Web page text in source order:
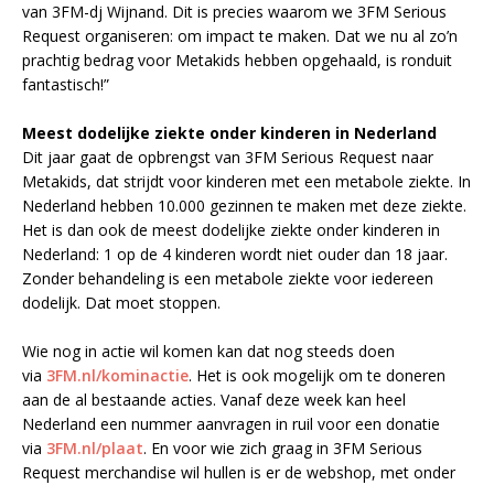
van 3FM-dj Wijnand. Dit is precies waarom we 3FM Serious
Request organiseren: om impact te maken. Dat we nu al zo’n
prachtig bedrag voor Metakids hebben opgehaald, is ronduit
fantastisch!”
Meest dodelijke ziekte onder kinderen in Nederland
Dit jaar gaat de opbrengst van 3FM Serious Request naar
Metakids, dat strijdt voor kinderen met een metabole ziekte. In
Nederland hebben 10.000 gezinnen te maken met deze ziekte.
Het is dan ook de meest dodelijke ziekte onder kinderen in
Nederland: 1 op de 4 kinderen wordt niet ouder dan 18 jaar.
Zonder behandeling is een metabole ziekte voor iedereen
dodelijk. Dat moet stoppen.
Wie nog in actie wil komen kan dat nog steeds doen
via 3FM.nl/kominactie. Het is ook mogelijk om te doneren
aan de al bestaande acties. Vanaf deze week kan heel
Nederland een nummer aanvragen in ruil voor een donatie
via 3FM.nl/plaat. En voor wie zich graag in 3FM Serious
Request merchandise wil hullen is er de webshop, met onder